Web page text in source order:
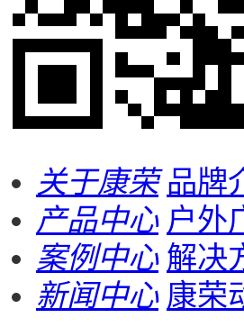
关于康荣 品牌
产品中心 户外
案例中心 解决
新闻中心 康荣